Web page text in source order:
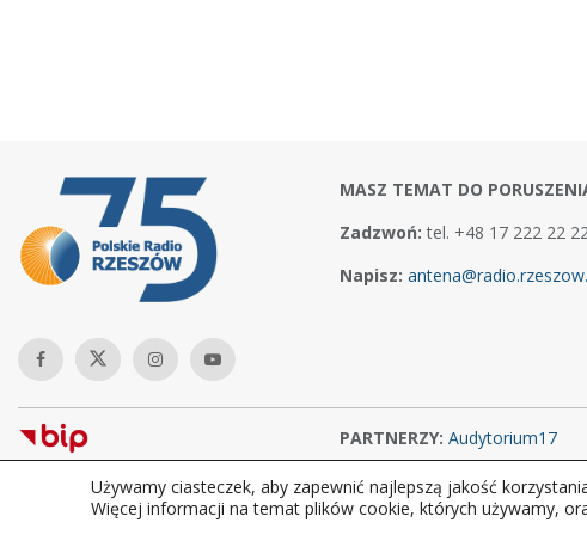
MASZ TEMAT DO
Zadzwoń: tel. +48 17 222 22
Napisz:
PARTNERZY: Audytorium17
Copyright © 2026Polskie Radio Rzeszów S.A. w likwidacj. Wszelkie
Używamy ciasteczek, aby zapewnić najlepszą jakość
Więcej informacji na temat plików cookie, których używamy,